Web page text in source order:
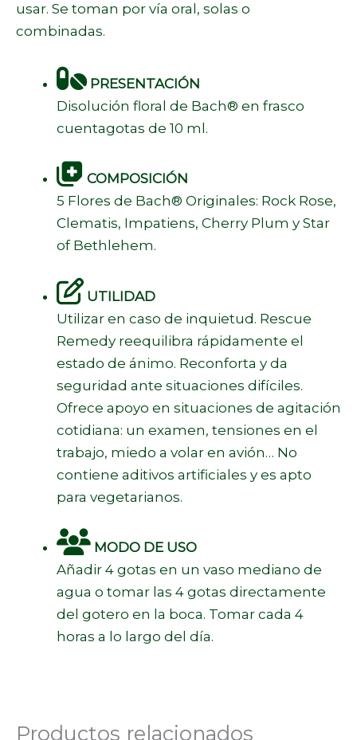
usar. Se toman por vía oral, solas o
combinadas.
PRESENTACIÓN
Disolución floral de Bach® en frasco
cuentagotas de 10 ml.
COMPOSICIÓN
5 Flores de Bach® Originales: Rock Rose,
Clematis, Impatiens, Cherry Plum y Star
of Bethlehem.
UTILIDAD
Utilizar en caso de inquietud. Rescue
Remedy reequilibra rápidamente el
estado de ánimo. Reconforta y da
seguridad ante situaciones difíciles.
Ofrece apoyo en situaciones de agitación
cotidiana: un examen, tensiones en el
trabajo, miedo a volar en avión… No
contiene aditivos artificiales y es apto
para vegetarianos.
MODO DE USO
Añadir 4 gotas en un vaso mediano de
agua o tomar las 4 gotas directamente
del gotero en la boca. Tomar cada 4
horas a lo largo del día.
Productos relacionados